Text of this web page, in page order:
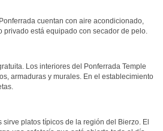
cuentan con aire acondicionado,
privado está equipado con secador de pelo.
Los interiores del Ponferrada Temple
armaduras y murales. En el establecimiento
platos típicos de la región del Bierzo. El